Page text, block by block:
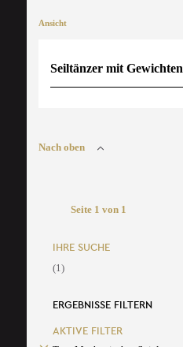
Ansicht
Seiltänzer mit Gewichten
Nach oben
Seite 1 von 1
IHRE SUCHE
(1)
ERGEBNISSE FILTERN
AKTIVE FILTER